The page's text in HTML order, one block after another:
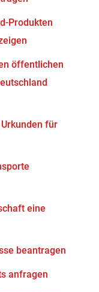
Produkten
öffentlichen
für
eine
beantragen
anfragen